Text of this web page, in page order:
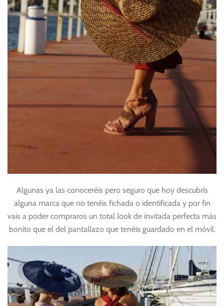
Algunas ya las conoceréis pero seguro que hoy descubrís
alguna marca que no tenéis fichada o identificada y por fin
vais a poder compraros un total look de invitada perfecta más
bonito que el del pantallazo que tenéis guardado en el móvil.